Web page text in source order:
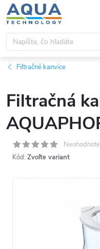
Prejsť
na
obsah
Filtračné kanvice
Filtračná
Kód: Zvoľte variant